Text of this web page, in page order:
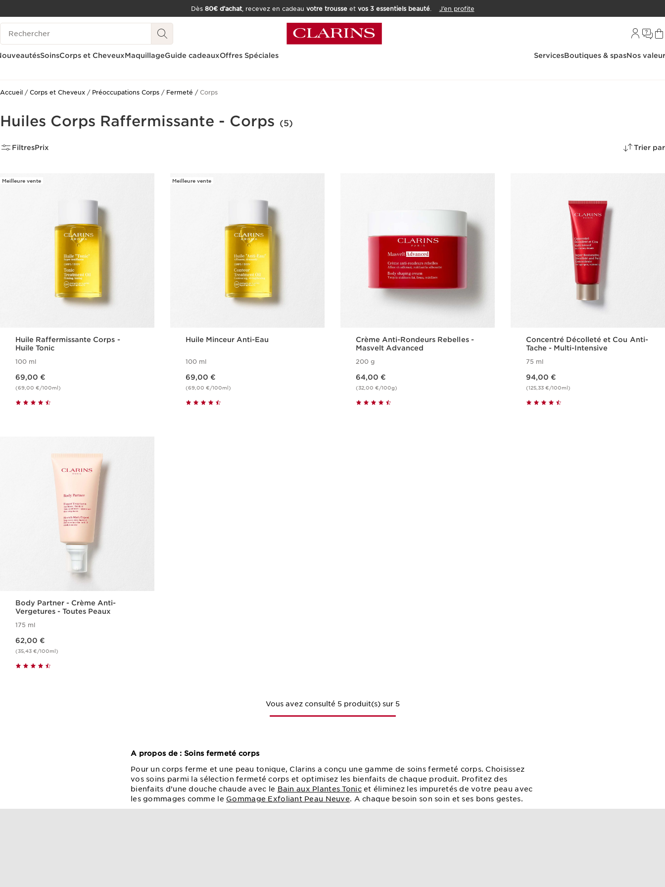
ALLER AU CONTENU
CONSULTER LE PIED DE PAGE
OUTIL D'ACCESSIBILITÉ
Dès 80€ d’achat, recevez en cadeau votre trousseet vos 3 essentiels beauté. J’en profite
Historique des recherches
SoinsCorps et CheveuxMaquillageGuide cadeauxOffres Spéciales ServicesBoutiques & spasNos
Accueil Corps et Cheveux Préoccupations Corps Fermeté Corps
Huiles Corps Raffermissante - Corps (5)
FiltresPrix Trier par
Meilleure vente
Huile Raffermissante Corps -
Huile Tonic
100 ml
69,00 €
(69,00 €/100ml)
Meilleure vente
Huile Minceur Anti-Eau
100 ml
69,00 €
(69,00 €/100ml)
Crème Anti-Rondeurs Rebelles -
Masvelt Advanced
200 g
64,00 €
(32,00 €/100g)
Concentré Décolleté et Cou Anti-
Tache - Multi-Intensive
75 ml
94,00 €
(125,33 €/100ml)
Body Partner - Crème Anti-
Vergetures - Toutes Peaux
175 ml
62,00 €
(35,43 €/100ml)
Vous avez consulté 5 produit(s) sur 5
A propos de : Soins fermeté corps
Pour un corps ferme et une peau tonique, Clarins a conçu une gamme de soins fermeté corps. Choisissez
vos soins parmi la sélection fermeté corps et optimisez les bienfaits de chaque produit. Profitez des
bienfaits d’une douche chaude avec le Bain aux Plantes Tonicet éliminez les impuretés de votre peau avec
les gommages comme le Gommage Exfoliant Peau Neuve. A chaque besoin son soin et ses bons gestes.